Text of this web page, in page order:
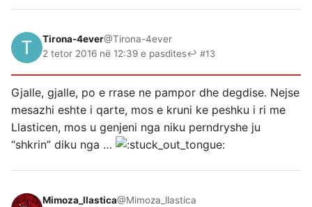
Tirona-4ever@Tirona-4ever
2 tetor 2016 në 12:39 e pasdites↩ #13
Gjalle, gjalle, po e rrase ne pampor dhe degdise. Nejse
mesazhi eshte i qarte, mos e kruni ke peshku i ri me
Llasticen, mos u genjeni nga niku perndryshe ju
“shkrin” diku nga …
Mimoza_llastica@Mimoza_llastica